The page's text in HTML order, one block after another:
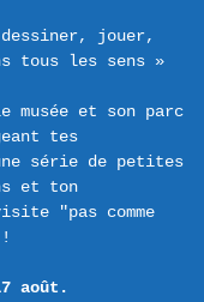
dessiner, jouer,
tous les sens »
et son parc
tes
série de petites
et ton
"pas comme
août.